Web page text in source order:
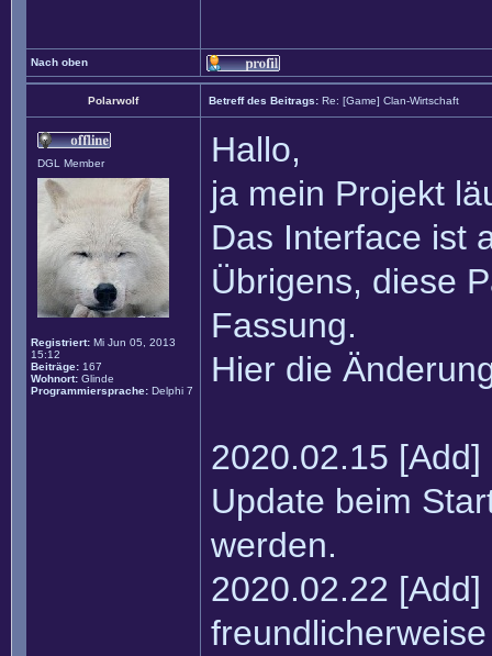
Nach oben
Polarwolf Betreff des Beitrags: Re: [Game] Clan-Wirtschaft
DGL Member
Registriert: Mi Jun 05, 2013
15:12
Beiträge: 167
Wohnort: Glinde
Programmiersprache: Delphi 7
Hallo,
ja mein Projekt
Das Interface ist
Übrigens, diese
Fassung.
Hier die
2020.02.15
Update beim
werden.
2020.02.22